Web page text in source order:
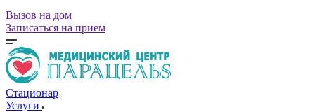
Вызов на дом
Записаться на прием
Стационар
Услуги